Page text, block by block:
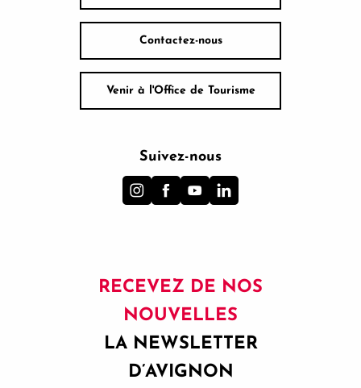
Contactez-nous
Venir à l'Office de Tourisme
Suivez-nous
RECEVEZ DE NOS
NOUVELLES
LA NEWSLETTER
D’AVIGNON